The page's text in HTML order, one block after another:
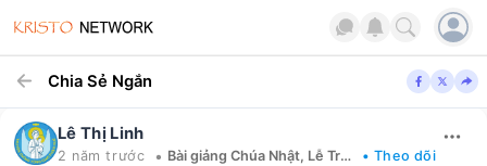
Chia Sẻ Ngắn
Lê Thị Linh
2 năm trước • Bài giảng Chúa Nhật, Lễ Trọng • Theo dõi